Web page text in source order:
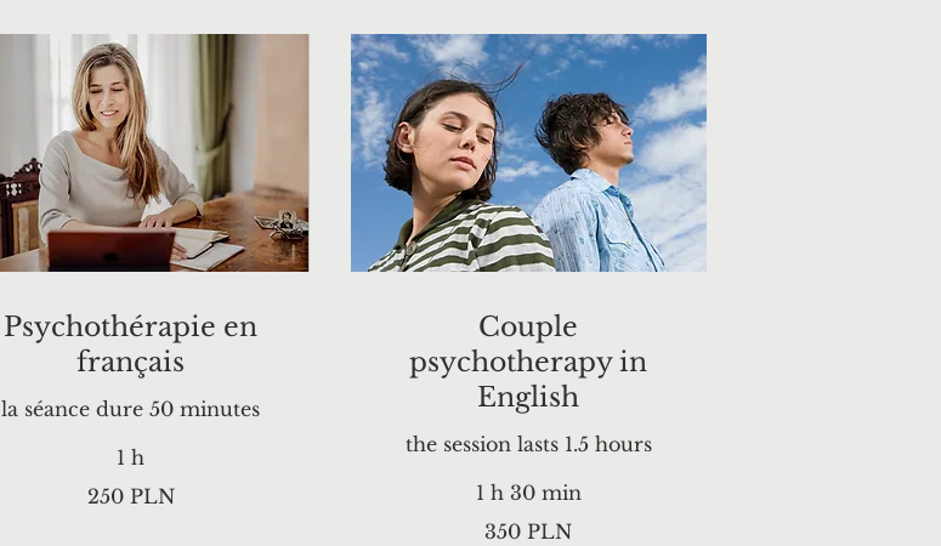
Psychothérapie en
français
la séance dure 50 minutes
1 h
250 PLN
Couple
psychotherapy in
English
the session lasts 1.5 hours
1 h 30 min
350 PLN